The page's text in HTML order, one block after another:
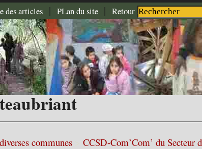
des articles | PLan du site | Retour à l'accueil|
communes> CCSD-Com’Com’ du Secteur